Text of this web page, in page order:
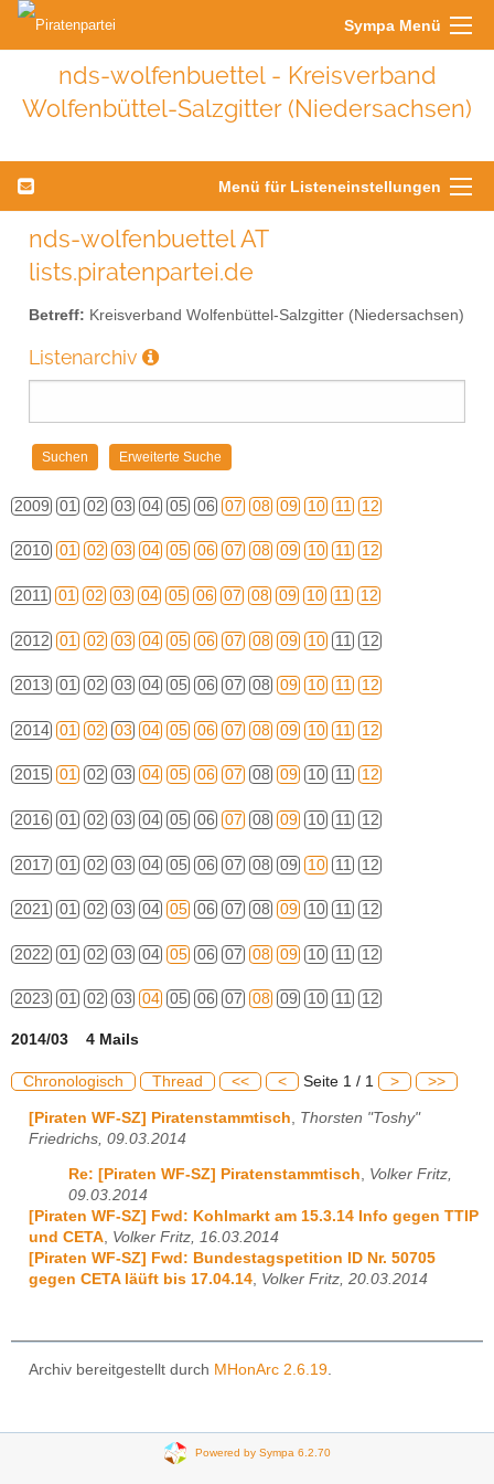
Sympa Menü
nds-wolfenbuettel - Kreisverband
Wolfenbüttel-Salzgitter (Niedersachsen)
Menü für Listeneinstellungen
nds-wolfenbuettel AT
lists.piratenpartei.de
Betreff: Kreisverband Wolfenbüttel-Salzgitter (Niedersachsen)
Listenarchiv
2009 01 02 03 04 05 06 07 08 09 10 11 12
2010 01 02 03 04 05 06 07 08 09 10 11 12
2011 01 02 03 04 05 06 07 08 09 10 11 12
2012 01 02 03 04 05 06 07 08 09 10 11 12
2013 01 02 03 04 05 06 07 08 09 10 11 12
2014 01 02 03 04 05 06 07 08 09 10 11 12
2015 01 02 03 04 05 06 07 08 09 10 11 12
2016 01 02 03 04 05 06 07 08 09 10 11 12
2017 01 02 03 04 05 06 07 08 09 10 11 12
2021 01 02 03 04 05 06 07 08 09 10 11 12
2022 01 02 03 04 05 06 07 08 09 10 11 12
2023 01 02 03 04 05 06 07 08 09 10 11 12
2014/03 4 Mails
Chronologisch Thread << < Seite 1 / 1 > >>
[Piraten WF-SZ] Piratenstammtisch
Thorsten "Toshy"
Friedrichs, 09.03.2014
Re: [Piraten WF-SZ] Piratenstammtisch, Volker Fritz,
09.03.2014
[Piraten WF-SZ] Fwd: Kohlmarkt am 15.3.14 Info gegen TTIP
und CETA, Volker Fritz, 16.03.2014
[Piraten WF-SZ] Fwd: Bundestagspetition ID Nr. 50705
gegen CETA läüft bis 17.04.14, Volker Fritz, 20.03.2014
Archiv bereitgestellt durch MHonArc 2.6.19
Powered by Sympa 6.2.70